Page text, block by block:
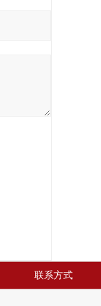
联系方式